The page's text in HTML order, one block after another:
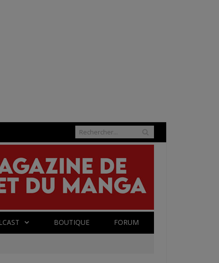
BOUTIQUE FORUM